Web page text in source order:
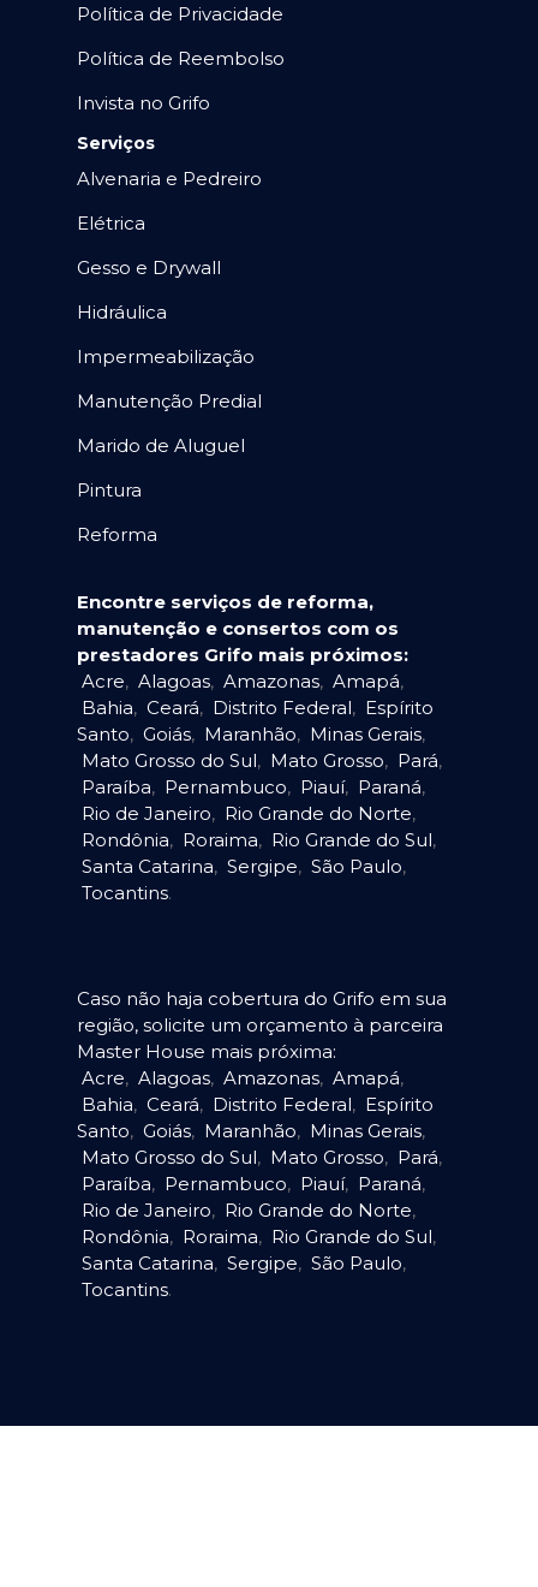
Política de Privacidade
Política de Reembolso
Invista no Grifo
Serviços
Alvenaria e Pedreiro
Elétrica
Gesso e Drywall
Hidráulica
Impermeabilização
Manutenção Predial
Marido de Aluguel
Pintura
Reforma
Encontre serviços de reforma,
manutenção e consertos com os
prestadores Grifo mais próximos:
Acre, Alagoas, Amazonas, Amapá,
Bahia, Ceará, Distrito Federal, Espírito
Santo, Goiás, Maranhão, Minas Gerais,
Mato Grosso do Sul, Mato Grosso, Pará,
Paraíba, Pernambuco, Piauí, Paraná,
Rio de Janeiro, Rio Grande do Norte,
Rondônia, Roraima, Rio Grande do Sul,
Santa Catarina, Sergipe, São Paulo,
Tocantins.
Caso não haja cobertura do Grifo em sua
região, solicite um orçamento à parceira
Master House mais próxima:
Acre, Alagoas, Amazonas, Amapá,
Bahia, Ceará, Distrito Federal, Espírito
Santo, Goiás, Maranhão, Minas Gerais,
Mato Grosso do Sul, Mato Grosso, Pará,
Paraíba, Pernambuco, Piauí, Paraná,
Rio de Janeiro, Rio Grande do Norte,
Rondônia, Roraima, Rio Grande do Sul,
Santa Catarina, Sergipe, São Paulo,
Tocantins.